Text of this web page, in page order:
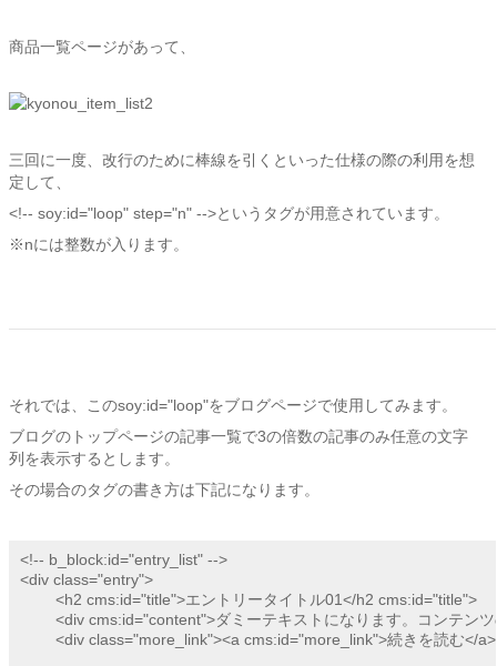
商品一覧ページがあって、
三回に一度、改行のために棒線を引くといった仕様の際の利用を想
定して、
<!-- soy:id="loop" step="n" -->というタグが用意されています。
※nには整数が入ります。
それでは、このsoy:id="loop"をブログページで使用してみます。
ブログのトップページの記事一覧で3の倍数の記事のみ任意の文字
列を表示するとします。
その場合のタグの書き方は下記になります。
<!-- b_block:id="entry_list" -->
<div class="entry">